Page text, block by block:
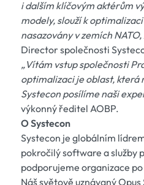
i dalším klíčovým aktérům
modely, slouží k
nasazovány v zemích
Director společnosti
„Vítám vstup společnosti
optimalizaci je oblast, která
Systecon posílíme naši
výkonný ředitel AOBP.
O Systecon
Systecon je globálním
pokročilý software a služby
podporujeme organizace
Náš světově uznávaný